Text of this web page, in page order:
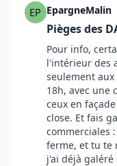
EpargneMalin
Pièges des
Pour info,
l'intérieur des
seulement
18h, avec une
ceux en
close. Et fais
commerciales
ferme, et tu te
j'ai déjà galéré